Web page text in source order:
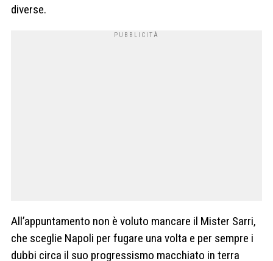
diverse.
All’appuntamento non è voluto mancare il Mister Sarri,
che sceglie Napoli per fugare una volta e per sempre i
dubbi circa il suo progressismo macchiato in terra